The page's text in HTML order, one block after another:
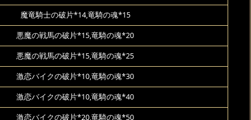
魔竜騎士の破片*14,竜騎の魂*15
悪魔の戦馬の破片*15,竜騎の魂*20
悪魔の戦馬の破片*15,竜騎の魂*25
激恋バイクの破片*10,竜騎の魂*30
激恋バイクの破片*10,竜騎の魂*40
激恋バイクの破片*20,竜騎の魂*50